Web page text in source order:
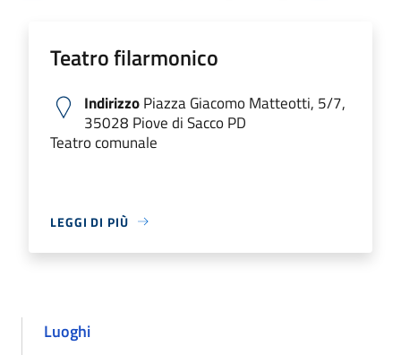
Teatro filarmonico
IndirizzoPiazza Giacomo Matteotti, 5/7,
35028 Piove di Sacco PD
Teatro comunale
LEGGI DI PIÙ
Luoghi